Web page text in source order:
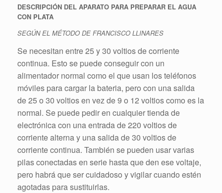
DESCRIPCIÓN DEL APARATO PARA PREPARAR EL AGUA
CON PLATA
SEGÚN EL MÉTODO DE FRANCISCO LLINARES
Se necesitan entre 25 y 30 voltios de corriente
continua. Esto se puede conseguir con un
alimentador normal como el que usan los teléfonos
móviles para cargar la bateria, pero con una salida
de 25 o 30 voltios en vez de 9 o 12 voltios como es la
normal. Se puede pedir en cualquier tienda de
electrónica con una entrada de 220 voltios de
corriente alternay una salida de 30 voltios de
corriente continua. También se pueden usar varias
pilas conectadas en serie hasta que den ese voltaje,
pero habrá que ser cuidadoso y vigilar cuando estén
agotadas para sustituirlas.